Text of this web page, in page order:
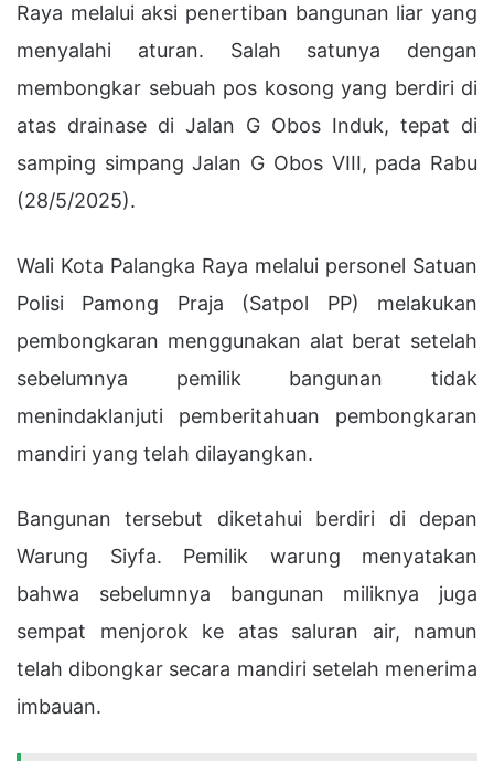
Raya melalui aksi penertiban bangunan liar yang
menyalahi aturan. Salah satunya dengan
membongkar sebuah pos kosong yang berdiri di
atas drainase di Jalan G Obos Induk, tepat di
samping simpang Jalan G Obos VIII, pada Rabu
(28/5/2025).
Wali Kota Palangka Raya melalui personel Satuan
Polisi Pamong Praja (Satpol PP) melakukan
pembongkaran menggunakan alat berat setelah
sebelumnya pemilik bangunan tidak
menindaklanjuti pemberitahuan pembongkaran
mandiri yang telah dilayangkan.
Bangunan tersebut diketahui berdiri di depan
Warung Siyfa. Pemilik warung menyatakan
bahwa sebelumnya bangunan miliknya juga
sempat menjorok ke atas saluran air, namun
telah dibongkar secara mandiri setelah menerima
imbauan.